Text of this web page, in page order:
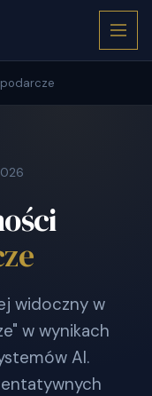
widoczny w
w wynikach
AI.